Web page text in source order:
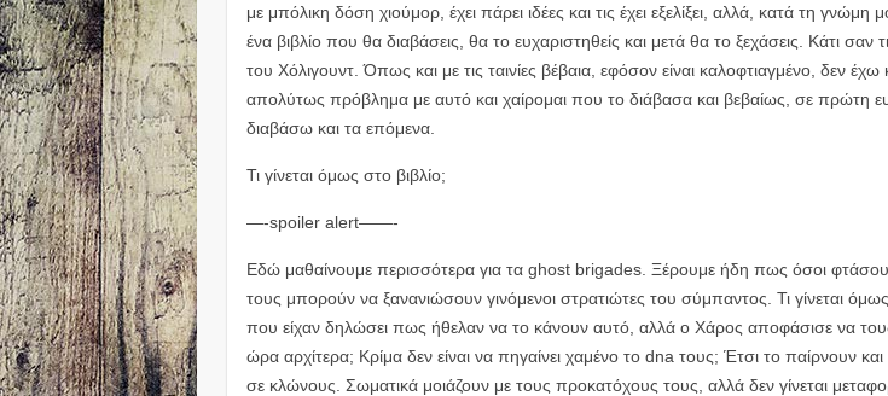
με μπόλικη δόση χιούμορ, έχει πάρει ιδέες και τις έχει εξελίξει, αλλά, κατά τη γνώμη
ένα βιβλίο που θα διαβάσεις, θα το ευχαριστηθείς και μετά θα το ξεχάσεις. Κάτι σαν
του Χόλιγουντ. Όπως και με τις ταινίες βέβαια, εφόσον είναι καλοφτιαγμένο, δεν έχω
απολύτως πρόβλημα με αυτό και χαίρομαι που το διάβασα και βεβαίως, σε πρώτη
διαβάσω και τα επόμενα.
Τι γίνεται όμως στο βιβλίο;
—-spoiler alert——-
Εδώ μαθαίνουμε περισσότερα για τα ghost brigades. Ξέρουμε ήδη πως όσοι
τους μπορούν να ξανανιώσουν γινόμενοι στρατιώτες του σύμπαντος. Τι γίνεται
που είχαν δηλώσει πως ήθελαν να το κάνουν αυτό, αλλά ο Χάρος αποφάσισε να
ώρα αρχίτερα; Κρίμα δεν είναι να πηγαίνει χαμένο το dna τους; Έτσι το παίρνουν
σε κλώνους. Σωματικά μοιάζουν με τους προκατόχους τους, αλλά δεν γίνεται